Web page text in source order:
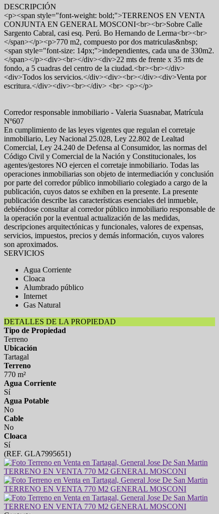
DESCRIPCIÓN
<p><span style="font-weight: bold;">TERRENOS EN VENTA
CONJUNTA EN GENERAL MOSCONI<br><br>Sobre Calle
Sargento Cabral, casi esq. Perú. Bo Hernando de Lerma<br><br>
</span></p><p>770 m2, compuesto por dos matriculas&nbsp;
<span style="font-size: 14px;">independientes, cada una de 330m2.
</span></p><div><br></div><div>22 mts de frente x 35 mts de
fondo, a 5 cuadras del centro de la ciudad.<br><br></div>
<div>Todos los servicios.</div><div><br></div><div>Venta por
escritura.</div><div><br></div> <br> <p></p>
Corredor responsable inmobiliario - Valeria Suasnabar, Matrícula
Nº607
En cumplimiento de las leyes vigentes que regulan el corretaje
inmobiliario, Ley Nacional 25.028, Ley 22.802 de Lealtad
Comercial, Ley 24.240 de Defensa al Consumidor, las normas del
Código Civil y Comercial de la Nación y Constitucionales, los
agentes/gestores NO ejercen el corretaje inmobiliario. Todas las
operaciones inmobiliarias son objeto de intermediación y conclusión
por parte del corredor público inmobiliario colegiado a cargo de la
publicación, cuyos datos se exhiben en la presente. La presente
publicación describe las características esenciales del inmueble,
debiéndose consultar al corredor público inmobiliario responsable de
la operación por la eventual actualización de las medidas,
descripciones arquitectónicas y funcionales, valores de expensas,
servicios, impuestos, precios y demás información, cuyos valores
son aproximados.
SERVICIOS
Agua Corriente
Cloaca
Alumbrado público
Internet
Gas Natural
DETALLES DE LA PROPIEDAD
Tipo de Propiedad
Terreno
Ubicación
Tartagal
Terreno
770 m²
Agua Corriente
Sí
Agua Potable
No
Cable
No
Cloaca
Sí
(REF. GLA7995651)